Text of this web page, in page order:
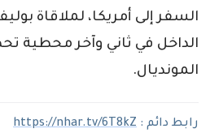
الداخل في ثاني وآخر محطية
المونديال.
رابط دائم : https://nhar.tv/6T8kZ